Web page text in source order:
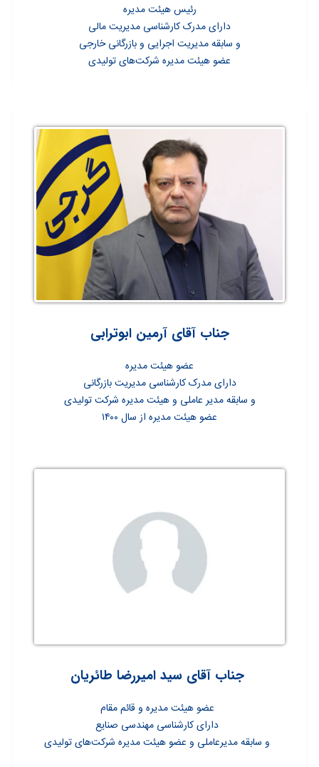
رئیس هیئت مدیره
دارای مدرک کارشناسی مدیریت مالی
و سابقه مدیریت اجرایی و بازرگانی خارجی
عضو هیئت مدیره شرکت‌های تولیدی
جناب آقای آرمین ابوترابی
عضو هیئت مدیره
دارای مدرک کارشناسی مدیریت بازرگانی
و سابقه مدیر عاملی و هیئت مدیره شرکت تولیدی
عضو هیئت مدیره از سال ۱۴۰۰
جناب آقای سید امیررضا طائریان
عضو هیئت مدیره و قائم مقام
دارای کارشناسی مهندسی صنایع
و سابقه مدیرعاملی و عضو هیئت مدیره شرکت‌های تولیدی